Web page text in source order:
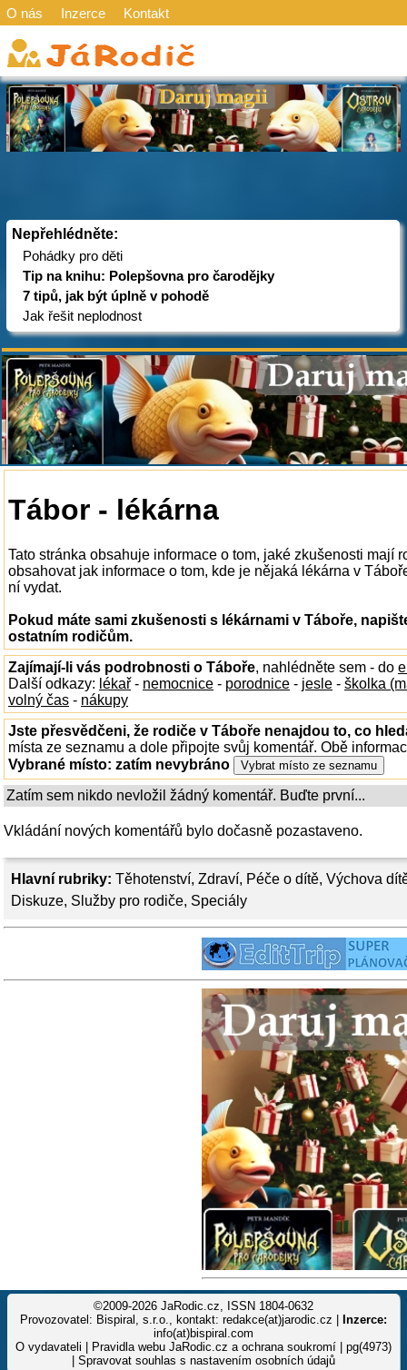
O nás Inzerce Kontakt
Nepřehlédněte:
Pohádky pro děti
Tip na knihu: Polepšovna pro čarodějky
7 tipů, jak být úplně v pohodě
Jak řešit neplodnost
Hlavní rubriky: Těhotenství, Zdraví, Péče o dítě, Výchova
Diskuze, Služby pro rodiče, Speciály
Tábor - lékárna
Tato stránka obsahuje informace o tom, jaké zkušenosti mají
obsahovat jak informace o tom, kde je nějaká lékárna v
ní vydat.
Pokud máte sami zkušenosti s lékárnami v Táboře,
ostatním rodičům.
Zajímají-li vás podrobnosti o Táboře, nahlédněte sem - do
Další odkazy: lékař - nemocnice - porodnice - jesle - školka
volný čas - nákupy
Jste přesvědčeni, že rodiče v Táboře nenajdou to, co
místa ze seznamu a dole připojte svůj komentář. Obě
Vybrané místo: zatím nevybráno
Zatím sem nikdo nevložil žádný komentář. Buďte první...
Vkládání nových komentářů bylo dočasně pozastaveno.
©2009-2026 JaRodic.cz, ISSN 1804-0632
Provozovatel: Bispiral, s.r.o., kontakt: redakce(at)jarodic.cz |
Inzerce:
info(at)bispiral.com
O vydavateli
Pravidla webu JaRodic.cz a ochrana soukromí | pg(4973)
Spravovat souhlas s nastavením osobních údajů